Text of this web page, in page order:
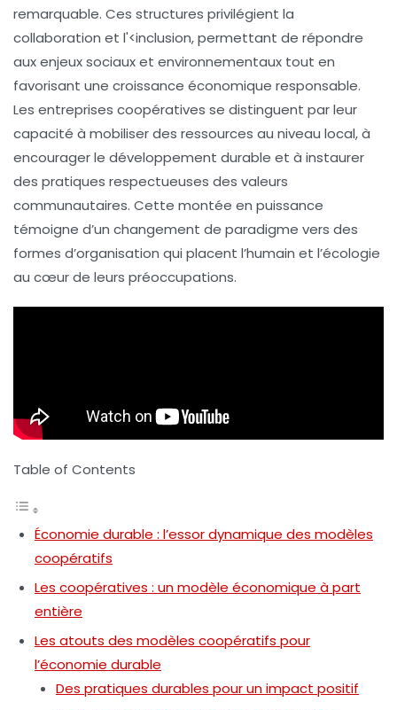
remarquable. Ces structures privilégient la
collaboration et l'<inclusion, permettant de répondre
aux enjeux sociaux et environnementaux tout en
favorisant une croissance économique responsable.
Les entreprises coopératives se distinguent par leur
capacité à mobiliser des ressources au niveau local, à
encourager le développement durable et à instaurer
des pratiques respectueuses des valeurs
communautaires. Cette montée en puissance
témoigne d’un changement de paradigme vers des
formes d’organisation qui placent l’humain et l’écologie
au cœur de leurs préoccupations.
Table of Contents
Économie durable : l’essor dynamique des modèles
coopératifs
Les coopératives : un modèle économique à part
entière
Les atouts des modèles coopératifs pour
l’économie durable
Des pratiques durables pour un impact positif